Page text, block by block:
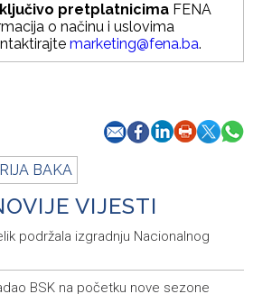
pretplatnicima FENA
o načinu i uslovima
marketing@fena.ba.
BAKA
VIJESTI
podržala izgradnju Nacionalnog
BSK na početku nove sezone